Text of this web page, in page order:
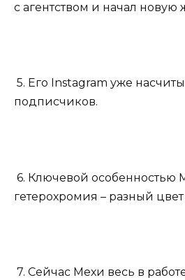
с агентством и начал новую
5. Его Instagram уже
подписчиков.
6. Ключевой особенностью
гетерохромия – разный цвет
7. Сейчас Мехи весь в